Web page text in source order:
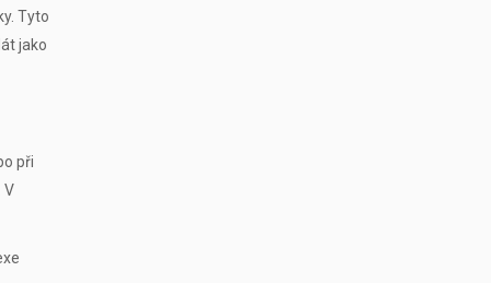
Tyto
jako
při
V